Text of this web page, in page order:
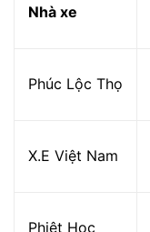
Nhà xe
Phúc Lộc Thọ
X.E Việt Nam
Phiệt Học